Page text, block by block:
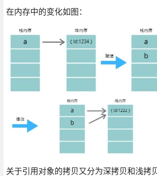
在内存中的变化如图：
关于引用对象的拷贝又分为深拷贝和浅拷